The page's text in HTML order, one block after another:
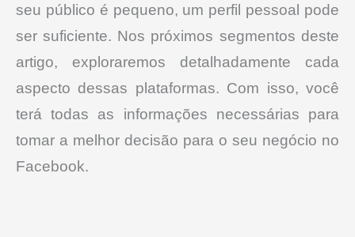
seu público é pequeno, um perfil pessoal pode
ser suficiente. Nos próximos segmentos deste
artigo, exploraremos detalhadamente cada
aspecto dessas plataformas. Com isso, você
terá todas as informações necessárias para
tomar a melhor decisão para o seu negócio no
Facebook.